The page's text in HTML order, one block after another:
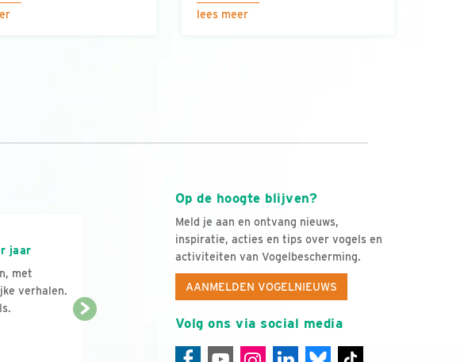
lees meer
Op de hoogte blijven?
Meld je aan en ontvang nieuws,
inspiratie, acties en tips over vogels en
activiteiten van Vogelbescherming.
AANMELDEN VOGELNIEUWS
Volg ons via social media
jaar
met
verhalen.